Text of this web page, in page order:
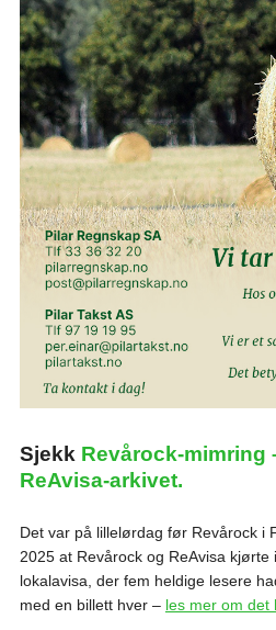
Sjekk Revårock-mimring
ReAvisa-arkivet.
Det var på lillelørdag før Revårock i
2025 at Revårock og ReAvisa
lokalavisa, der fem heldige lesere
med en billett hver – les mer om det